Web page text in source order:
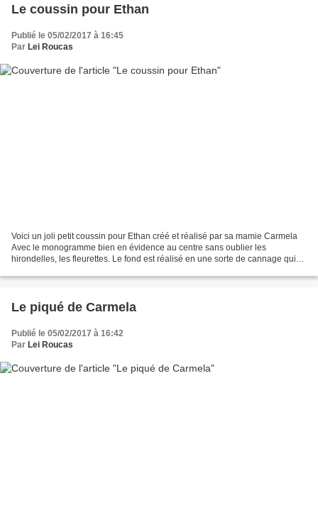
Le coussin pour Ethan
Publié le 05/02/2017 à 16:45
Par Lei Roucas
Voici un joli petit coussin pour Ethan créé et réalisé par sa mamie Carmela
Avec le monogramme bien en évidence au centre sans oublier les
hirondelles, les fleurettes. Le fond est réalisé en une sorte de cannage qui
Le piqué de Carmela
Publié le 05/02/2017 à 16:42
Par Lei Roucas